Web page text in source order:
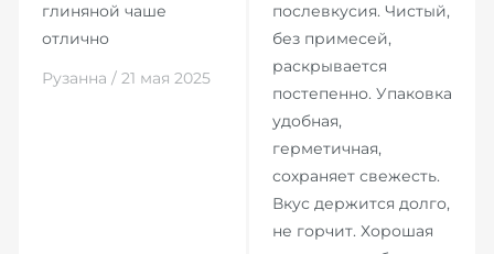
глиняной чаше
отлично
Рузанна / 21 мая 2025
послевкусия. Чистый,
без примесей,
раскрывается
постепенно. Упаковка
удобная,
герметичная,
сохраняет свежесть.
Вкус держится долго,
не горчит. Хорошая